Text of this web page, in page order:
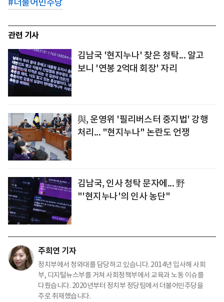
관련 기사
김남국 '현지누나' 찾은 청탁... 알고
보니 '연봉 2억대 회장' 자리
與, 운영위 '필리버스터 중지법' 강행
처리... "현지누나" 논란도 언쟁
김남국, 인사 청탁 문자에... 野
"'현지누나'의 인사 농단"
주희연 기자
정치부에서 청와대를 담당하고 있습니다. 2014년 입사해 사회
부, 디지털뉴스부를 거쳐 사회정책부에서 교육과 노동 이슈를
다뤘습니다. 2020년부터 정치부 정당팀에서 더불어민주당을
주로 취재했습니다.